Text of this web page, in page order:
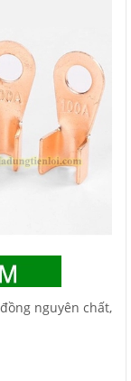
nguyên chất,